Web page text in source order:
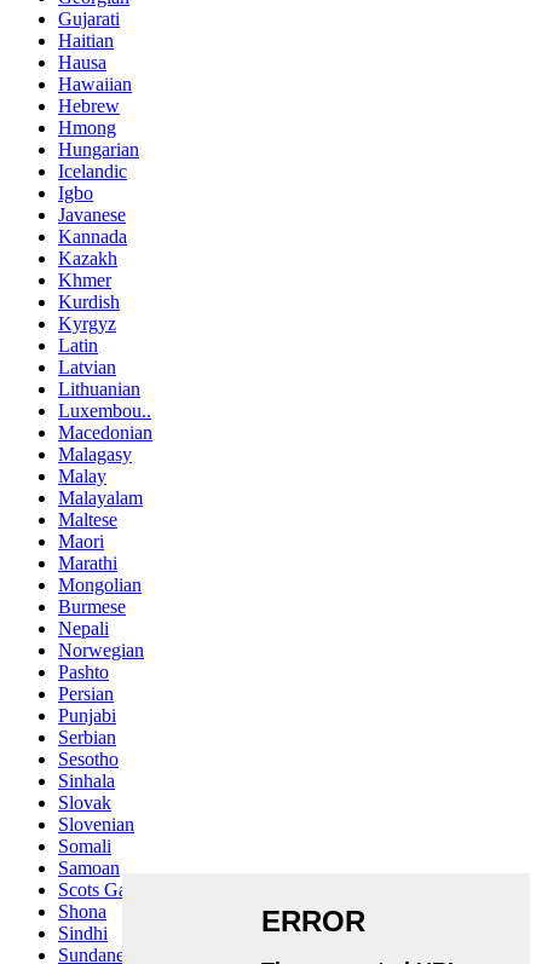
Gujarati
Haitian
Hausa
Hawaiian
Hebrew
Hmong
Hungarian
Icelandic
Igbo
Javanese
Kannada
Kazakh
Khmer
Kurdish
Kyrgyz
Latin
Latvian
Lithuanian
Luxembou..
Macedonian
Malagasy
Malay
Malayalam
Maltese
Maori
Marathi
Mongolian
Burmese
Nepali
Norwegian
Pashto
Persian
Punjabi
Serbian
Sesotho
Sinhala
Slovak
Slovenian
Somali
Samoan
Scots Gaelic
Shona
Sindhi
Sundanese